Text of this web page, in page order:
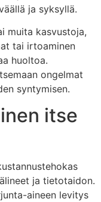
ja syksyllä.
muita kasvustoja,
tai irtoaminen
huoltoa.
ongelmat
syntymisen.
itse
ja tietotaidon.
aineen levitys